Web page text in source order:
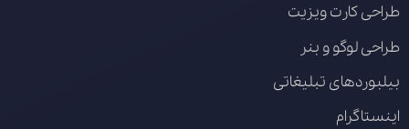
طراحی کارت ویزیت
طراحی لوگو و بنر
بیلبوردهای تبلیغاتی
اینستاگرام